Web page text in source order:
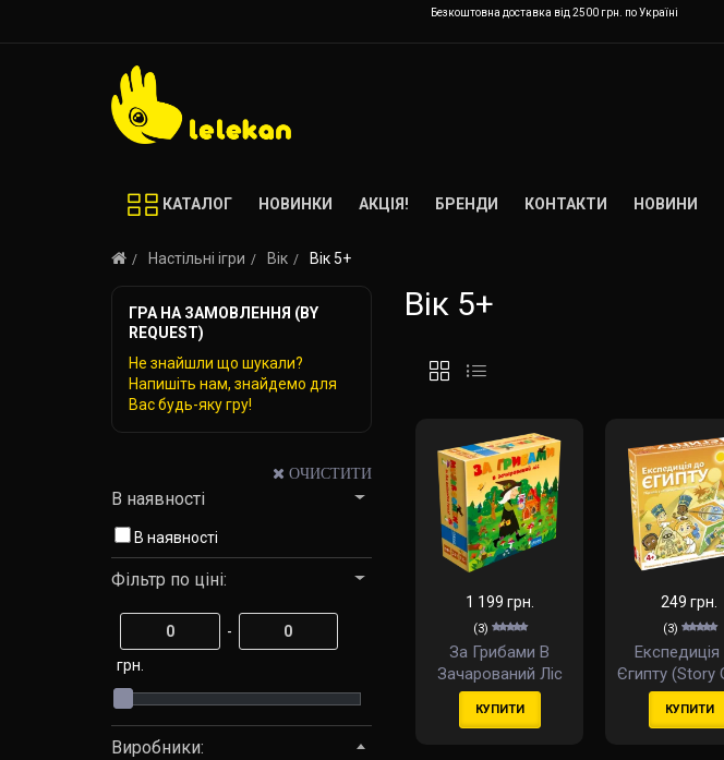
Безкоштовна доставка від 2500 грн. по Україні
КАТАЛОГ НОВИНКИ АКЦІЯ! БРЕНДИ КОНТАКТИ НОВИНИ
Настільні ігри Вік Вік 5+
ГРА НА ЗАМОВЛЕННЯ (BY
REQUEST)
Не знайшли що шукали?
Напишіть нам, знайдемо для
Вас будь-яку гру!
ОЧИСТИТИ
В наявності
В наявності
Фільтр по ціні:
-
грн.
Виробники:
Вік 5+
1 199 грн.
(3)
За Грибами В
Зачарований Ліс
(Mushrooming in
The Magic Forest)
КУПИТИ
249 грн.
(3)
Єгипту (Story
Egyptian
КУПИТИ